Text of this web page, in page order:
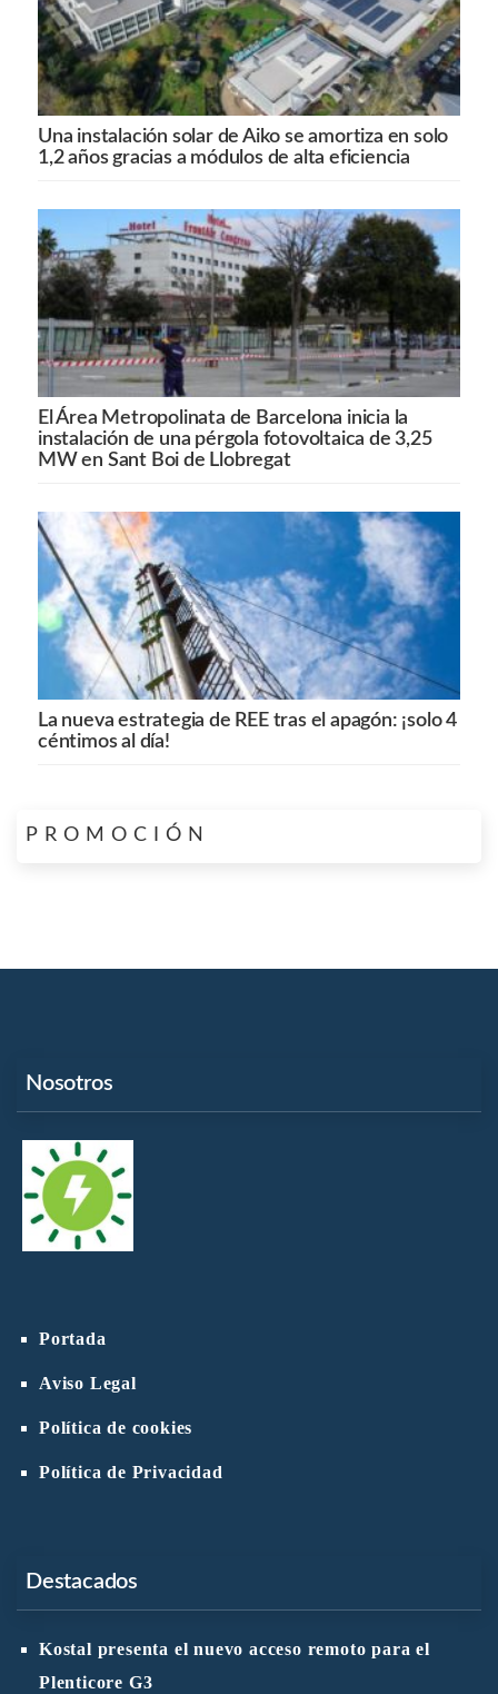
Una instalación solar de Aiko se amortiza en solo
1,2 años gracias a módulos de alta eficiencia
El Área Metropolinata de Barcelona inicia la
instalación de una pérgola fotovoltaica de 3,25
MW en Sant Boi de Llobregat
La nueva estrategia de REE tras el apagón: ¡solo 4
céntimos al día!
PROMOCIÓN
Nosotros
Portada
Aviso Legal
Política de cookies
Política de Privacidad
Destacados
Kostal presenta el nuevo acceso remoto para el
Plenticore G3